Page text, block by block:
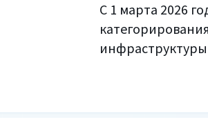
С 1 марта 2026
инфраструктуры